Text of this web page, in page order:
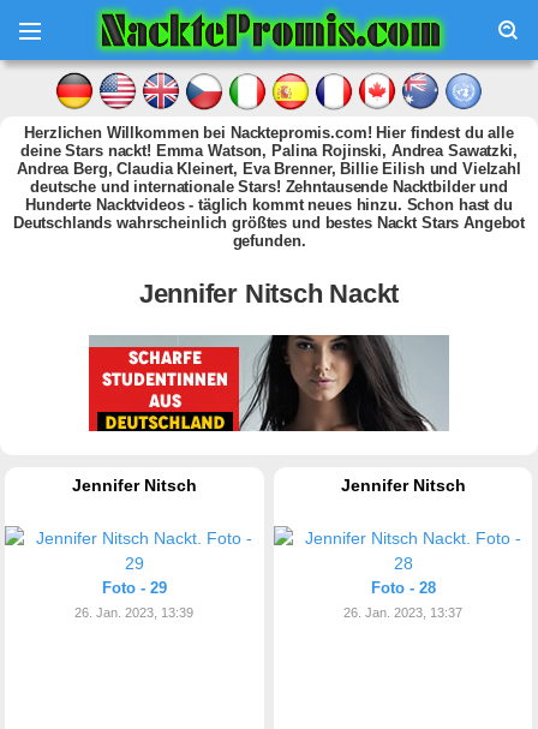
Herzlichen Willkommen bei Nacktepromis.com! Hier findest du alle
deine Stars nackt! Emma Watson, Palina Rojinski, Andrea Sawatzki,
Andrea Berg, Claudia Kleinert, Eva Brenner, Billie Eilish und Vielzahl
deutsche und internationale Stars! Zehntausende Nacktbilder und
Hunderte Nacktvideos - täglich kommt neues hinzu. Schon hast du
Deutschlands wahrscheinlich größtes und bestes Nackt Stars Angebot
gefunden.
Jennifer Nitsch Nackt
Jennifer Nitsch
Foto - 29
26. Jan. 2023, 13:39
Jennifer Nitsch
Foto - 28
26. Jan. 2023, 13:37